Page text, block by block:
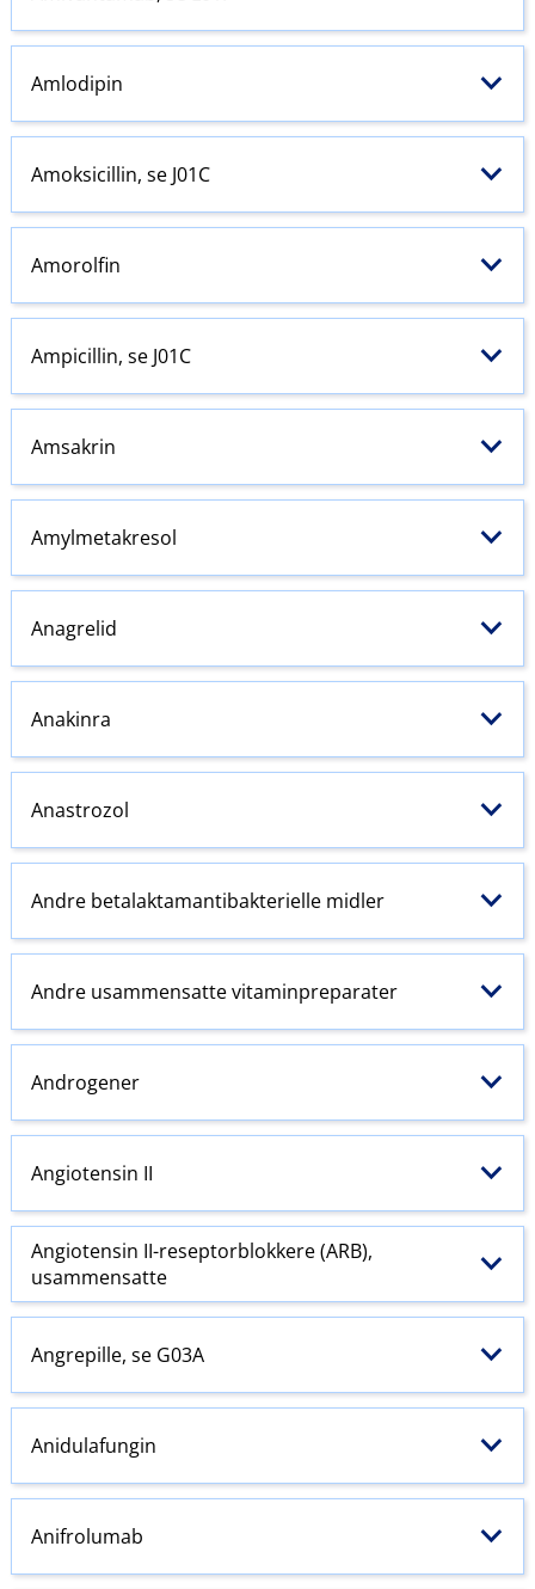
Amlodipin
Amoksicillin, se J01C
Amorolfin
Ampicillin, se J01C
Amsakrin
Amylmetakresol
Anagrelid
Anakinra
Anastrozol
Andre betalaktamantibakterielle midler
Andre usammensatte vitaminpreparater
Androgener
Angiotensin II
Angiotensin II-reseptorblokkere (ARB),
usammensatte
Angrepille, se G03A
Anidulafungin
Anifrolumab